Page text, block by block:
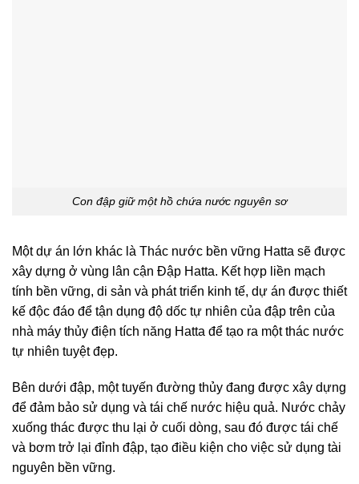
Con đập giữ một hồ chứa nước nguyên sơ
Một dự án lớn khác là Thác nước bền vững Hatta sẽ được
xây dựng ở vùng lân cận Đập Hatta. Kết hợp liền mạch
tính bền vững, di sản và phát triển kinh tế, dự án được thiết
kế độc đáo để tận dụng độ dốc tự nhiên của đập trên của
nhà máy thủy điện tích năng Hatta để tạo ra một thác nước
tự nhiên tuyệt đẹp.
Bên dưới đập, một tuyến đường thủy đang được xây dựng
để đảm bảo sử dụng và tái chế nước hiệu quả. Nước chảy
xuống thác được thu lại ở cuối dòng, sau đó được tái chế
và bơm trở lại đỉnh đập, tạo điều kiện cho việc sử dụng tài
nguyên bền vững.